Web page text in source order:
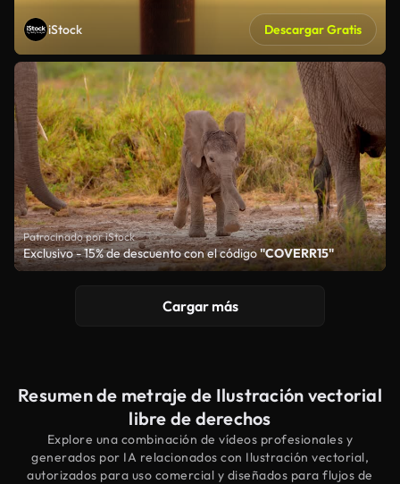
iStock Descargar Gratis
Patrocinado por iStock
Exclusivo - 15% de descuento con el código"COVERR15"
Cargar más
Resumen de metraje de Ilustración vectorial
libre de derechos
Explore una combinación de vídeos profesionales y
generados por IA relacionados con Ilustración vectorial,
autorizados para uso comercial y diseñados para flujos de